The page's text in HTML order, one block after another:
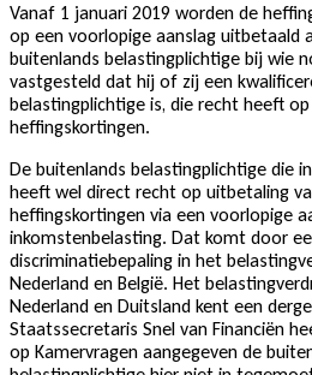
Vanaf 1 januari 2019 worden de
op een voorlopige aanslag uitbetaald
buitenlands belastingplichtige bij wie
vastgesteld dat hij of zij een
belastingplichtige is, die recht heeft
heffingskortingen.
De buitenlands belastingplichtige die
heeft wel direct recht op uitbetaling
heffingskortingen via een voorlopige
inkomstenbelasting. Dat komt door
discriminatiebepaling in het
Nederland en België. Het
Nederland en Duitsland kent een
Staatssecretaris Snel van Financiën
op Kamervragen aangegeven de